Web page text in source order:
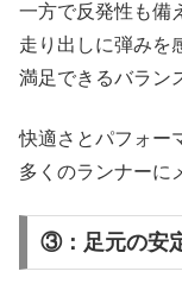
一方で反発性も備
走り出しに弾みを
満足できるバラン
快適さとパフォー
多くのランナーに
③：足元の安